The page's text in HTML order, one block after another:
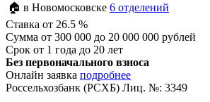
🏠 в Новомосковске 6 отделений
Ставка от 26.5 %
Сумма от 300 000 до 20 000 000 рублей
Срок от 1 года до 20 лет
Без первоначального взноса
Онлайн заявка подробнее
Россельхозбанк (РСХБ) Лиц. №: 3349